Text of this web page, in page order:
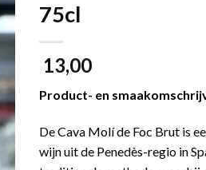
75cl
13,00
Product- en
De Cava Molí de Foc Brut is
wijn uit de Penedès-regio in